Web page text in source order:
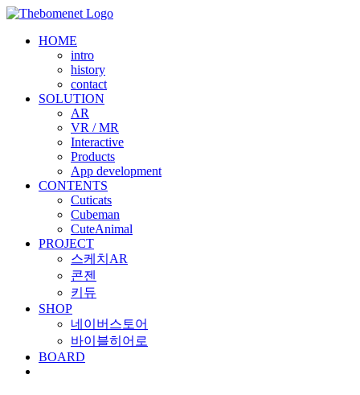
Skip
contentHOME
intro
history
contact
SOLUTION
AR
VR / MR
Interactive
Products
App development
CONTENTS
Cuticats
Cubeman
CuteAnimal
PROJECT
스케치AR
콘젠
키듀
SHOP
네이버스토어
바이블히어로
BOARD